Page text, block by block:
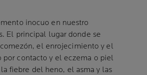
inocuo en nuestro
El principal lugar donde se
el enrojecimiento y el
por contacto y el eczema o piel
fiebre del heno, el asma y las